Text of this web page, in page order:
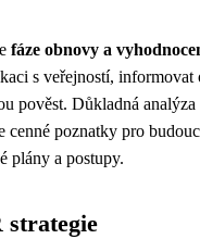
fáze obnovy a
s veřejností, informovat
pověst. Důkladná
poznatky pro
plány a postupy.
strategie